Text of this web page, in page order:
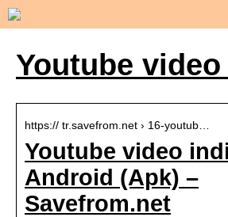
Youtube
https:// tr.savefrom.net › 16-youtub…
Youtube video
Android (Apk) –
Savefrom.net